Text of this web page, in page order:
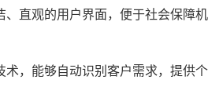
、直观的用户界面，便于社会保障
术，能够自动识别客户需求，提供